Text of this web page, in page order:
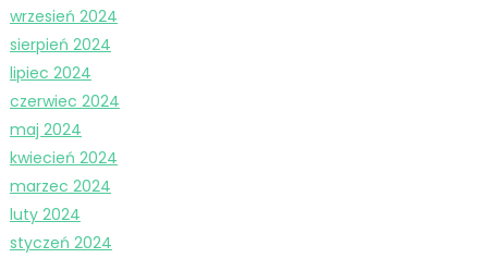
wrzesień 2024
sierpień 2024
lipiec 2024
czerwiec 2024
maj 2024
kwiecień 2024
marzec 2024
luty 2024
styczeń 2024